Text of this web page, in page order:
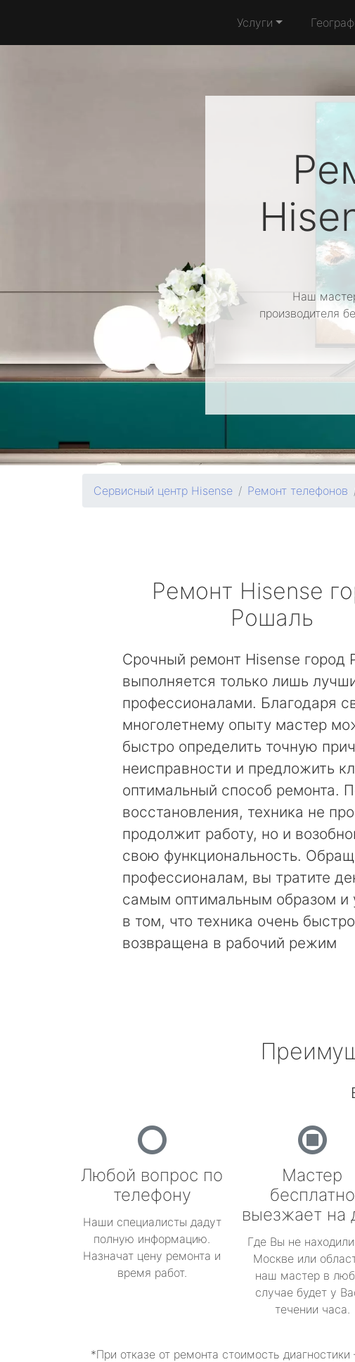
Услуги
Наш
производителя
Сервисный центр Hisense Ремонт телефонов
Ремонт Hisense
Рошаль
Срочный ремонт Hisense город
выполняется только лишь
профессионалами. Благодаря
многолетнему опыту мастер
быстро определить точную
неисправности и предложить
оптимальный способ ремонта.
восстановления, техника не
продолжит работу, но и
свою функциональность.
профессионалам, вы тратите
самым оптимальным образом и
в том, что техника очень
возвращена в рабочий режим
Любой вопрос по
телефону
Наши специалисты дадут
полную информацию.
Назначат цену ремонта и
время работ.
Мастер
бесплатно
выезжает на
Где Вы не
Москве или
наш мастер в
случае будет у
течении часа.
*При отказе от ремонта стоимость диагностики